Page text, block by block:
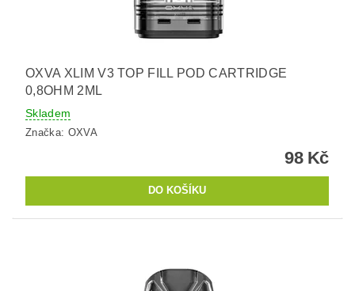
OXVA XLIM V3 TOP FILL POD CARTRIDGE
0,8OHM 2ML
Skladem
Značka: OXVA
98 Kč